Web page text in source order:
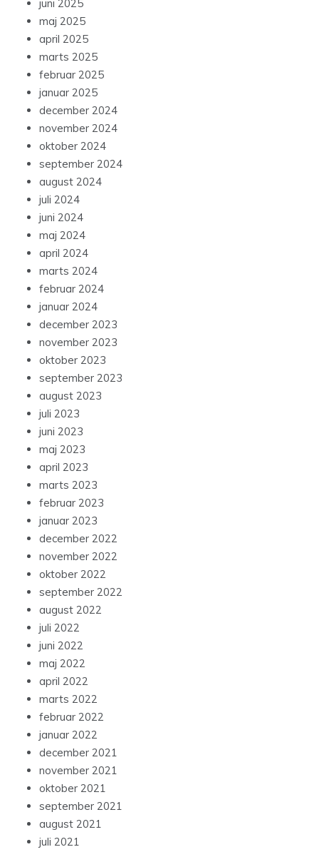
juni 2025
maj 2025
april 2025
marts 2025
februar 2025
januar 2025
december 2024
november 2024
oktober 2024
september 2024
august 2024
juli 2024
juni 2024
maj 2024
april 2024
marts 2024
februar 2024
januar 2024
december 2023
november 2023
oktober 2023
september 2023
august 2023
juli 2023
juni 2023
maj 2023
april 2023
marts 2023
februar 2023
januar 2023
december 2022
november 2022
oktober 2022
september 2022
august 2022
juli 2022
juni 2022
maj 2022
april 2022
marts 2022
februar 2022
januar 2022
december 2021
november 2021
oktober 2021
september 2021
august 2021
juli 2021